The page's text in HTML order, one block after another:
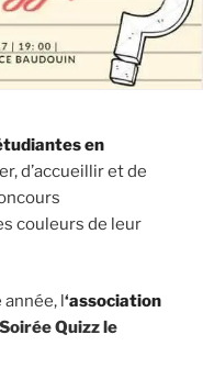
en
d’accueillir et de
couleurs de leur
l‘association
Soirée Quizz le